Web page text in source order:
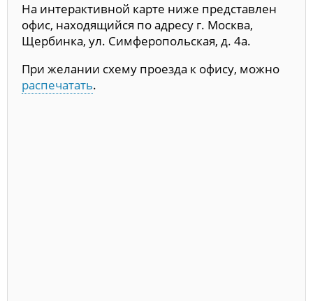
На интерактивной карте ниже представлен
офис, находящийся по адресу г. Москва,
Щербинка, ул. Симферопольская, д. 4а.
При желании схему проезда к офису, можно
распечатать.